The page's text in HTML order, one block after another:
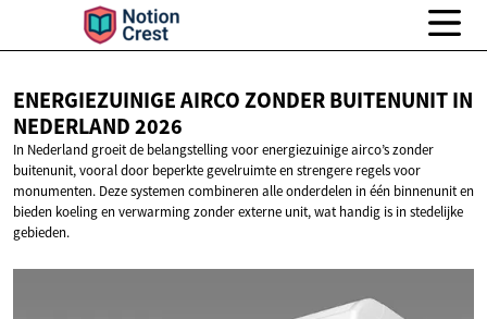
ENERGIEZUINIGE AIRCO ZONDER BUITENUNIT IN
NEDERLAND 2026
In Nederland groeit de belangstelling voor energiezuinige airco’s zonder
buitenunit, vooral door beperkte gevelruimte en strengere regels voor
monumenten. Deze systemen combineren alle onderdelen in één binnenunit en
bieden koeling en verwarming zonder externe unit, wat handig is in stedelijke
gebieden.